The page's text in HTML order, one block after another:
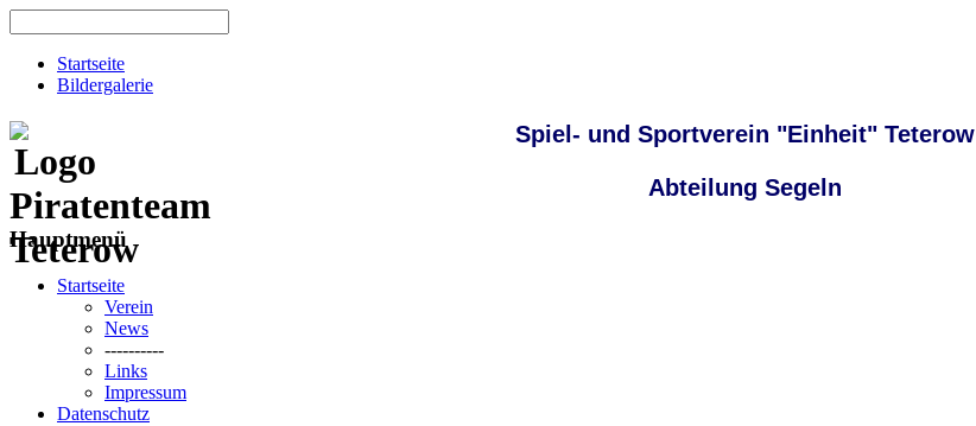
Startseite
Bildergalerie
Spiel- und Sportverein "Einheit" Teterow
Abteilung Segeln
Hauptmenü
Startseite
Verein
News
----------
Links
Impressum
Datenschutz